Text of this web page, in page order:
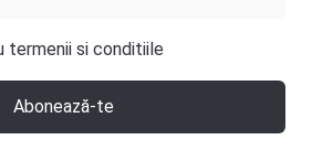
termenii si conditiile
Abonează-te